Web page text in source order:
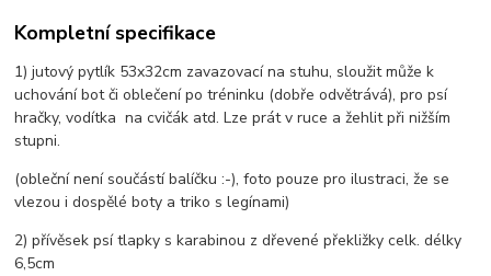
Kompletní specifikace
1) jutový pytlík 53x32cm zavazovací na stuhu, sloužit může k
uchování bot či oblečení po tréninku (dobře odvětrává), pro psí
hračky, vodítka na cvičák atd. Lze prát v ruce a žehlit při nižším
stupni.
(obleční není součástí balíčku :-), foto pouze pro ilustraci, že se
vlezou i dospělé boty a triko s legínami)
2) přívěsek psí tlapky s karabinou z dřevené překližky celk. délky
6,5cm